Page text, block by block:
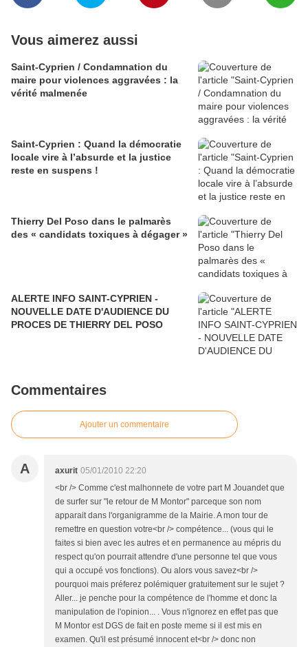
Vous aimerez aussi
Saint-Cyprien / Condamnation du
maire pour violences aggravées : la
vérité malmenée
Saint-Cyprien : Quand la démocratie
locale vire à l’absurde et la justice
reste en suspens !
Thierry Del Poso dans le palmarès
des « candidats toxiques à dégager »
ALERTE INFO SAINT-CYPRIEN -
NOUVELLE DATE D'AUDIENCE DU
PROCES DE THIERRY DEL POSO
Commentaires
Ajouter un commentaire
A axurit 05/01/2010 22:20
<br /> Comme c'est malhonnete de votre part M Jouandet que
de surfer sur "le retour de M Montor" parceque son nom
apparait dans l'organigramme de la Mairie. A mon tour de
remettre en question votre<br /> compétence... (vous qui le
faites si bien avec les autres et en permanence au mépris du
respect qu'on pourrait attendre d'une personne tel que vous
qui a occupé vos fonctions). Ou alors vous savez<br />
pourquoi mais préferez polémiquer gratuitement sur le sujet ?
Aller... je penche pour la compétence de l'homme et donc la
manipulation de l'opinion... . Vous n'ignorez en effet pas que
M Montor est DGS de fait en poste meme si il est mis en
examen. Qu'il est présumé innocent et<br /> donc non